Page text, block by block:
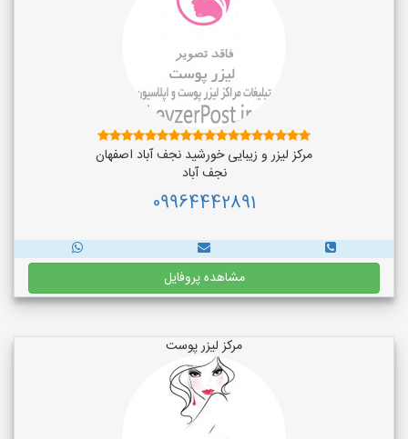
مرکز لیزر و زیبایی خورشید نجف آباد اصفهان
نجف‌ آباد
09964442891
مشاهده پروفایل
مرکز لیزر پوست